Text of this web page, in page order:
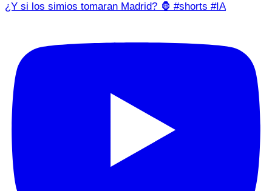
¿Y si los simios tomaran Madrid? 🦍 #shorts #IA